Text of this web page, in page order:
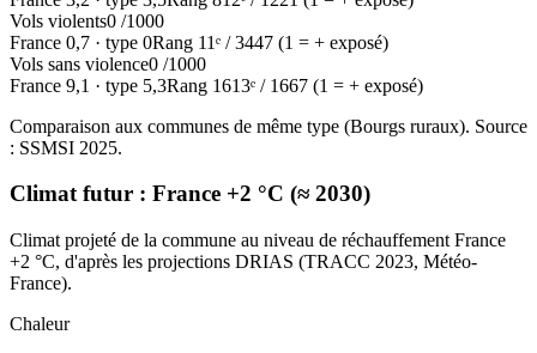
Vols violents0 /1000
France 0,7 · type 0Rang 11ᵉ /3447 (1 = + exposé)
Vols sans violence0 /1000
France 9,1 · type 5,3Rang 1613ᵉ / 1667 (1 = + exposé)
Comparaison aux communes de même type (Bourgs ruraux). Source
: SSMSI 2025.
Climat futur : France +2 °C (≈ 2030)
Climat projeté de la commune au niveau de réchauffement France
+2 °C, d'après les projections DRIAS (TRACC 2023, Météo-
France).
Chaleur